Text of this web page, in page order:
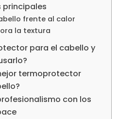
principales
frente al calor
la textura
para el cabello y
termoprotector
con los